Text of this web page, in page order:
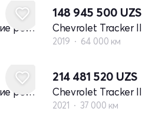
Chevrolet Tracker III - поколение рестайлинг
148 945 500 UZS
2019 64 000 км
Chevrolet Tracker III - поколение рестайлинг
214 481 520 UZS
2021 37 000 км